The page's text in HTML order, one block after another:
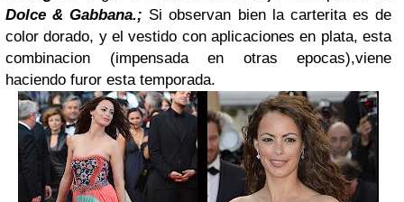
Dolce & Gabbana.; Si observan bien la carterita es de
color dorado, y el vestido con aplicaciones en plata, esta
combinacion (impensada en otras epocas),viene
haciendo furor esta temporada.